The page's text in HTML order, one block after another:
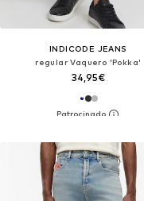
INDICODE JEANS
regular Vaquero 'Pokka'
34,95€